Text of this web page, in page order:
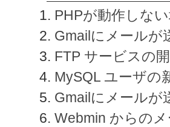
PHPが動作しな
Gmailにメールが
FTP サービスの
MySQL ユーザの
Gmailにメールが
Webmin からの